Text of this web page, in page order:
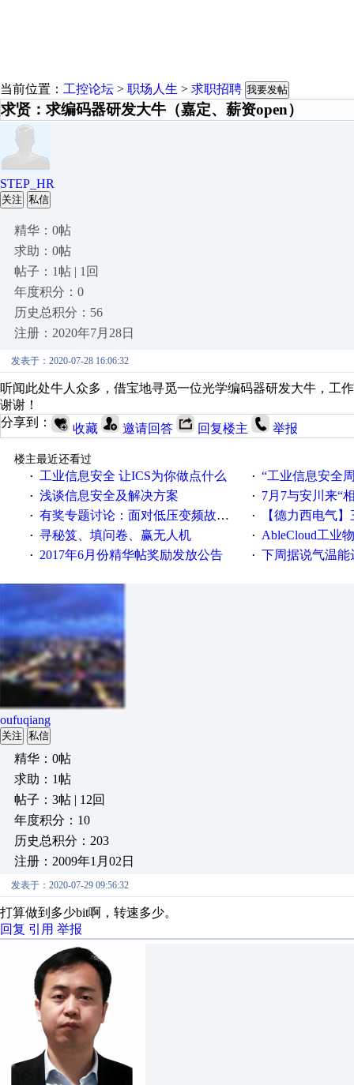
当前位置： 工控论坛 > 职场人生 > 求职招聘 我要发帖
求贤：求编码器研发大牛（嘉定、薪资open）
STEP_HR
关注 私信
精华：0帖
求助：0帖
帖子：1帖 | 1回
年度积分：0
历史总积分：56
注册：2020年7月28日
发表于：2020-07-28 16:06:32
听闻此处牛人众多，借宝地寻觅一位光学编码器研发大牛，工
谢谢！
分享到：
收藏 邀请回答 回复楼主 举报
楼主最近还看过
·
工业信息安全 让ICS为你做点什么 · “工业信息安全周之我见”
· 浅谈信息安全及解决方案 · 7月7与安川来“
· 有奖专题讨论：面对低压变频故障，老手是这样解决的！ · 【德力西电气】三
· 寻秘笈、填问卷、赢无人机 · AbleCloud工业物联
· 2017年6月份精华帖奖励发放公告 · 下周据说气温能
oufuqiang
关注 私信
精华：0帖
求助：1帖
帖子：3帖 | 12回
年度积分：10
历史总积分：203
注册：2009年1月02日
发表于：2020-07-29 09:56:32
打算做到多少bit啊，转速多少。
回复 引用 举报